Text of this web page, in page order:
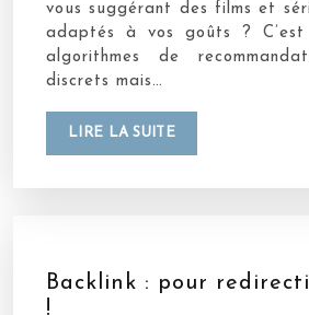
vous suggérant des films et
adaptés à vos goûts ?
algorithmes de
discrets mais…
LIRE LA SUITE
Backlink : pour
!